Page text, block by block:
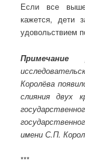
Если все
кажется, дети
удовольствием
Примечание
Королёва
слияния двух
имени С.П.
***